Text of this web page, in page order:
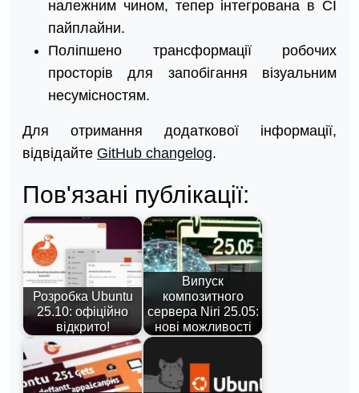
належним чином, тепер інтегрована в CI
пайплайни.
Поліпшено трансформації робочих
просторів для запобігання візуальним
несумісностям.
Для отримання додаткової інформації,
відвідайте GitHub changelog.
Пов'язані публікації:
Розробка Ubuntu
25.10: офіційно
відкрито!
Випуск
композитного
сервера Niri 25.05:
нові можливості